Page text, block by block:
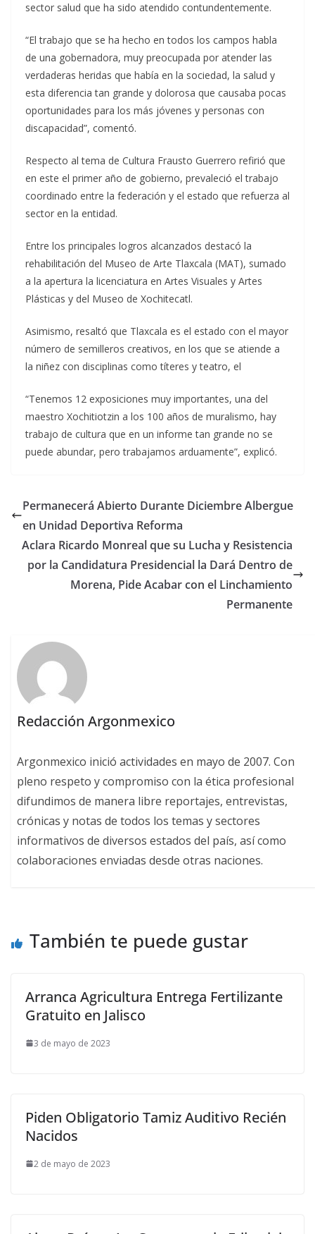
sector salud que ha sido atendido contundentemente.
“El trabajo que se ha hecho en todos los campos habla
de una gobernadora, muy preocupada por atender las
verdaderas heridas que había en la sociedad, la salud y
esta diferencia tan grande y dolorosa que causaba pocas
oportunidades para los más jóvenes y personas con
discapacidad”, comentó.
Respecto al tema de Cultura Frausto Guerrero refirió que
en este el primer año de gobierno, prevaleció el trabajo
coordinado entre la federación y el estado que refuerza al
sector en la entidad.
Entre los principales logros alcanzados destacó la
rehabilitación del Museo de Arte Tlaxcala (MAT), sumado
a la apertura la licenciatura en Artes Visuales y Artes
Plásticas y del Museo de Xochitecatl.
Asimismo, resaltó que Tlaxcala es el estado con el mayor
número de semilleros creativos, en los que se atiende a
la niñez con disciplinas como títeres y teatro, el
“Tenemos 12 exposiciones muy importantes, una del
maestro Xochitiotzin a los 100 años de muralismo, hay
trabajo de cultura que en un informe tan grande no se
puede abundar, pero trabajamos arduamente”, explicó.
Permanecerá Abierto Durante Diciembre Albergue
en Unidad Deportiva Reforma
Aclara Ricardo Monreal que su Lucha y Resistencia
por la Candidatura Presidencial la Dará Dentro de
Morena, Pide Acabar con el Linchamiento
Permanente
Redacción Argonmexico
Argonmexico inició actividades en mayo de 2007. Con
pleno respeto y compromiso con la ética profesional
difundimos de manera libre reportajes, entrevistas,
crónicas y notas de todos los temas y sectores
informativos de diversos estados del país, así como
colaboraciones enviadas desde otras naciones.
También te puede gustar
Arranca Agricultura Entrega Fertilizante
Gratuito en Jalisco
3 de mayo de 2023
Piden Obligatorio Tamiz Auditivo Recién
Nacidos
2 de mayo de 2023